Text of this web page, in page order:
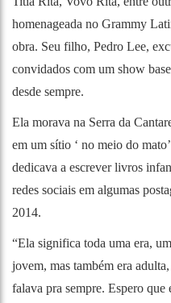
homenageada no Grammy
obra. Seu filho, Pedro Lee,
convidados com um show
desde sempre.
Ela morava na Serra da
em um sítio ‘ no meio do
dedicava a escrever livros
redes sociais em algumas
2014.
“Ela significa toda uma era,
jovem, mas também era
falava pra sempre. Espero que